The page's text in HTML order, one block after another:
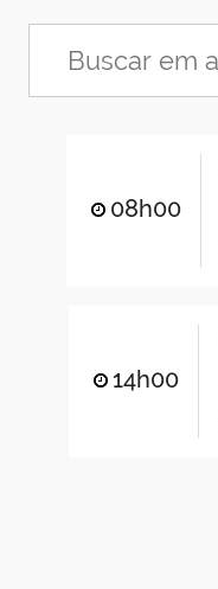
08h00
14h00